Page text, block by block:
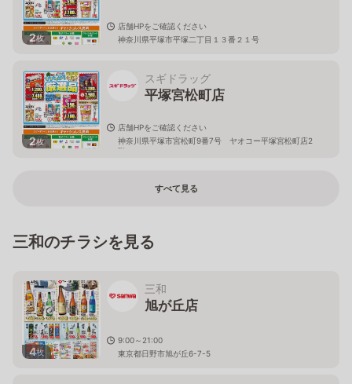
2枚
店舗HPをご確認ください
神奈川県平塚市平塚二丁目１３番２１号
2枚
スギドラッグ
平塚宮松町店
店舗HPをご確認ください
神奈川県平塚市宮松町9番7号 ヤオコー平塚宮松町店2
階
すべて見る
三和のチラシを見る
4枚
三和
旭が丘店
9:00～21:00
東京都日野市旭が丘6-7-5